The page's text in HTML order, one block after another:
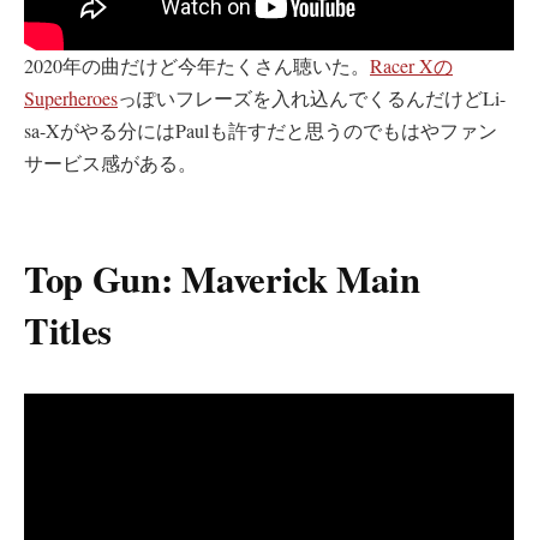
2020年の曲だけど今年たくさん聴いた。 Racer Xの
Superheroesっぽいフレーズを入れ込んでくるんだけどLi-
sa-Xがやる分にはPaulも許すだと思うのでもはやファン
サービス感がある。
Top Gun: Maverick Main
Titles